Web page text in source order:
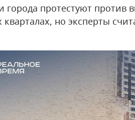
города протестуют против
кварталах, но эксперты